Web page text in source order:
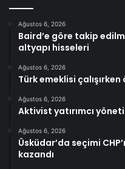
Ağustos 6, 2026
Baird’e göre takip
altyapı hisseleri
Ağustos 6, 2026
Türk emeklisi
Ağustos 6, 2026
Aktivist yatırımcı
Ağustos 6, 2026
Üsküdar’da seçimi
kazandı